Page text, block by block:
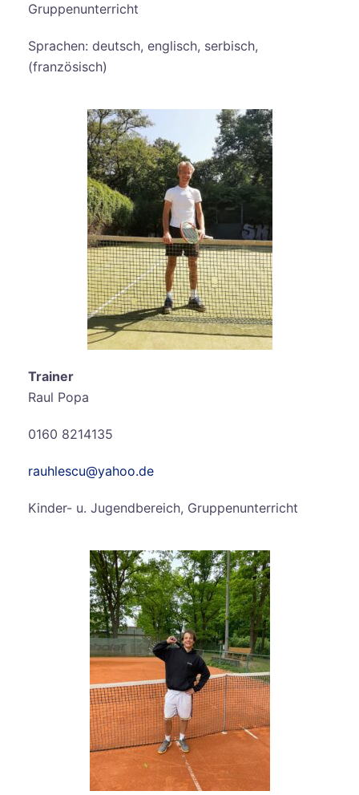
Gruppenunterricht
Sprachen: deutsch, englisch, serbisch,
(französisch)
Trainer
Raul Popa
0160 8214135
rauhlescu@yahoo.de
Kinder- u. Jugendbereich, Gruppenunterricht